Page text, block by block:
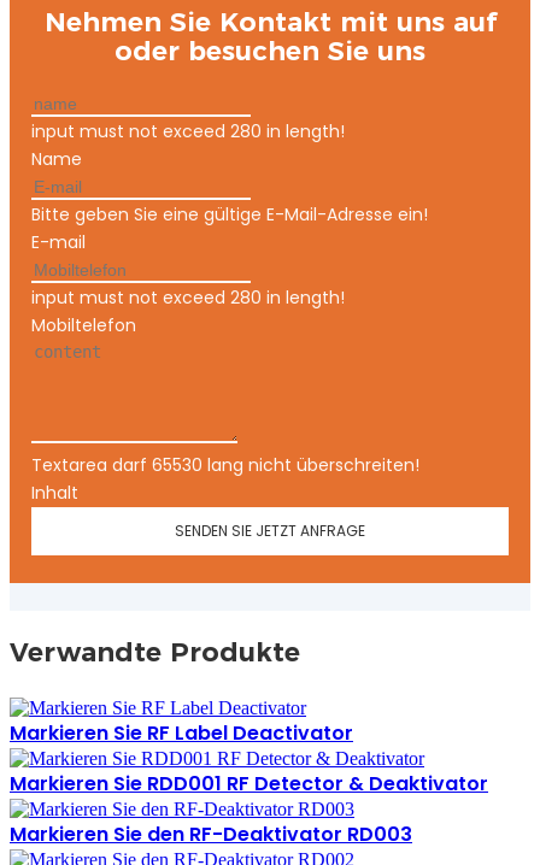
Nehmen Sie Kontakt mit uns auf
oder besuchen Sie uns
input must not exceed 280 in length!
Name
Bitte geben Sie eine gültige E-Mail-Adresse ein!
E-mail
input must not exceed 280 in length!
Mobiltelefon
Textarea darf 65530 lang nicht überschreiten!
Inhalt
SENDEN SIE JETZT ANFRAGE
Verwandte Produkte
Markieren Sie RF Label Deactivator
Markieren Sie RDD001 RF Detector & Deaktivator
Markieren Sie den RF-Deaktivator RD003